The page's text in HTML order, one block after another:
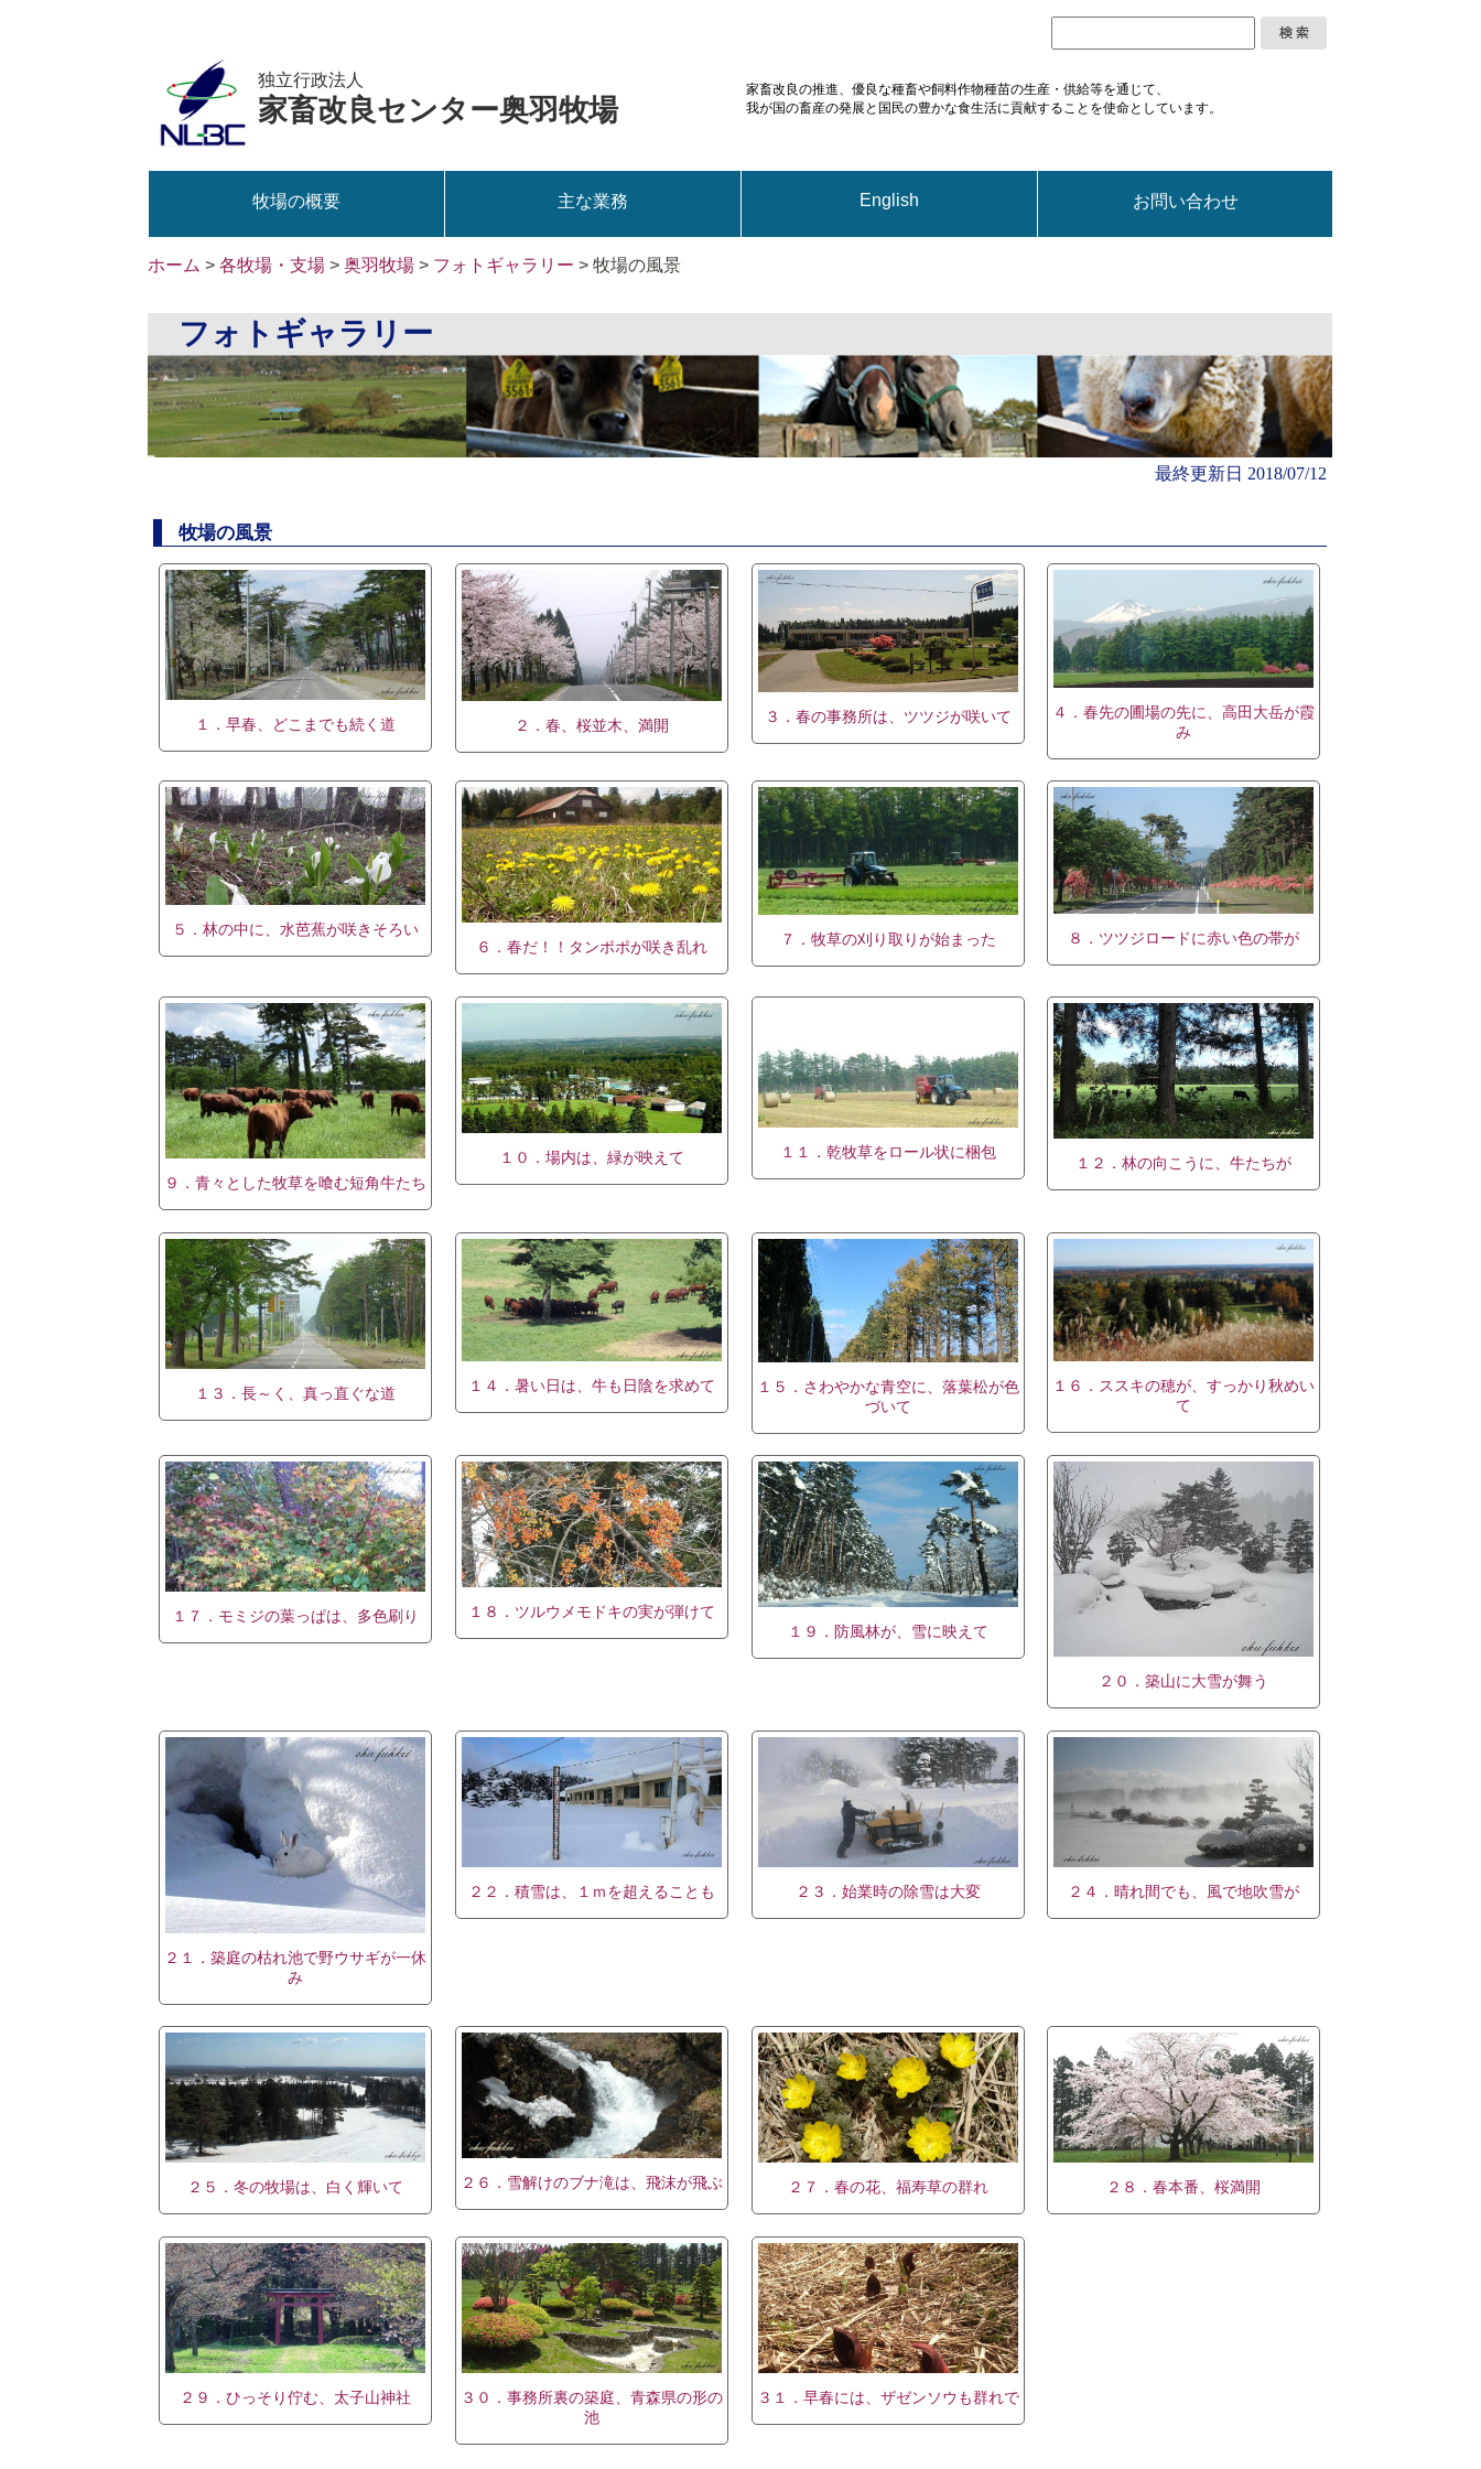
独立行政法人
家畜改良センター奥羽牧場
家畜改良の推進、優良な種畜や飼料作物種苗の生産・供給等を通じて、
我が国の畜産の発展と国民の豊かな食生活に貢献することを使命としています。
牧場の概要 主な業務 English お問い合わせ
ホーム >各牧場・支場 >奥羽牧場 > フォトギャラリー > 牧場の風景
フォトギャラリー
最終更新日 2018/07/12
牧場の風景
１．早春、どこまでも続く道 ２．春、桜並木、満開 ３．春の事務所は、ツツジが咲いて
４．春先の圃場の先に、高田大岳が霞
み
５．林の中に、水芭蕉が咲きそろい
６．春だ！！タンポポが咲き乱れ
７．牧草の刈り取りが始まった ８．ツツジロードに赤い色の帯が
９．青々とした牧草を喰む短角牛たち
１０．場内は、緑が映えて １１．乾牧草をロール状に梱包
１２．林の向こうに、牛たちが
１３．長～く、真っ直ぐな道 １４．暑い日は、牛も日陰を求めて
１５．さわやかな青空に、落葉松が色
づいて
１６．ススキの穂が、すっかり秋めい
て
１７．モミジの葉っぱは、多色刷り
１８．ツルウメモドキの実が弾けて
１９．防風林が、雪に映えて
２０．築山に大雪が舞う
２１．築庭の枯れ池で野ウサギが一休
み
２２．積雪は、１ｍを超えることも ２３．始業時の除雪は大変 ２４．晴れ間でも、風で地吹雪が
２５．冬の牧場は、白く輝いて ２６．雪解けのブナ滝は、飛沫が飛ぶ ２７．春の花、福寿草の群れ ２８．春本番、桜満開
２９．ひっそり佇む、太子山神社
３０．事務所裏の築庭、青森県の形の
池
３１．早春には、ザゼンソウも群れで